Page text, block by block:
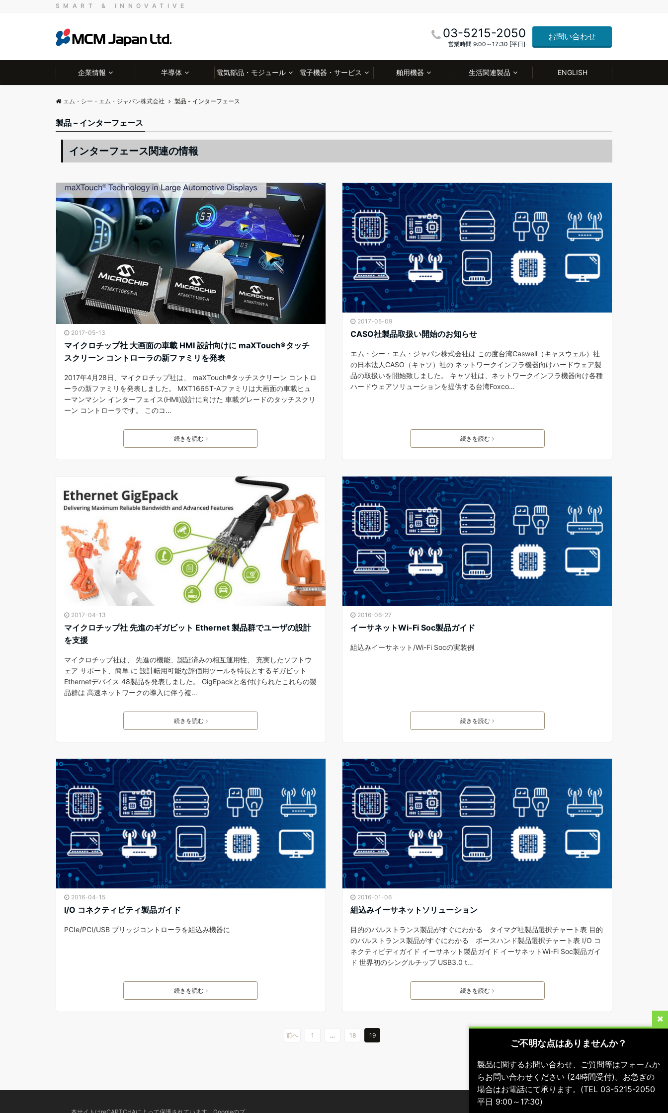
SMART & INNOVATIVE
03-5215-2050
営業時間 9:00～17:30 [平日]
お問い合わせ
企業情報 半導体 電気部品・モジュール 電子機器・サービス 舶用機器 生活関連製品 ENGLISH
エム・シー・エム・ジャパン株式会社 製品 - インターフェース
製品 – インターフェース
インターフェース関連の情報
2017-05-13
マイクロチップ社 大画面の車載 HMI 設計向けに maXTouch®タッチ
スクリーン コントローラの新ファミリを発表
2017年4月28日、マイクロチップ社は、 maXTouch®タッチスクリーン コントロ
ーラの新ファミリを発表しました。 MXT1665T-Aファミリは大画面の車載ヒュ
ーマンマシン インターフェイス(HMI)設計に向けた 車載グレードのタッチスクリ
ーン コントローラです。 このコ…
続きを読む
2017-05-09
CASO社製品取扱い開始のお知らせ
エム・シー・エム・ジャパン株式会社は この度台湾Caswell（キャスウェル）社
の日本法人CASO（キャソ）社の ネットワークインフラ機器向けハードウェア製
品の取扱いを開始致しました。 キャソ社は、ネットワークインフラ機器向け各種
ハードウェアソリューションを提供する台湾Foxco…
続きを読む
2017-04-13
マイクロチップ社 先進のギガビット Ethernet 製品群でユーザの設計
を支援
マイクロチップ社は、 先進の機能、認証済みの相互運用性、 充実したソフトウ
ェア サポート、簡単 に 設計転用可能な評価用ツールを特長とするギガビット
Ethernetデバイス 48製品を発表しました。 GigEpackと名付けられたこれらの製
品群は 高速ネットワークの導入に伴う複…
続きを読む
2016-06-27
イーサネットWi-Fi Soc製品ガイド
組込みイーサネット/Wi-Fi Socの実装例
続きを読む
2016-04-15
I/O コネクティビティ製品ガイド
PCIe/PCI/USB ブリッジコントローラを組込み機器に
続きを読む
2016-01-06
組込みイーサネットソリューション
目的のパルストランス製品がすぐにわかる タイマグ社製品選択チャート表 目的
のパルストランス製品がすぐにわかる ボースハンド製品選択チャート表 I/O コ
ネクティビディガイド イーサネット製品ガイド イーサネットWi-Fi Soc製品ガイ
ド 世界初のシングルチップ USB3.0 t…
続きを読む
前へ 1 … 18 19
ご不明な点はありませんか？
製品に関するお問い合わせ、ご質問等はフォームか
らお問い合わせください (24時間受付)。お急ぎの
場合はお電話にて承ります。(TEL 03-5215-2050
平日 9:00～17:30)